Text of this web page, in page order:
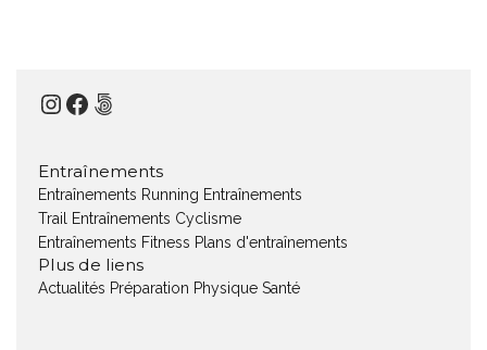
Instagram
Facebook
500px
Entraînements
Entraînements Running Entraînements
Trail
Entraînements Cyclisme
Entraînements Fitness Plans d'entraînements
Plus de liens
Actualités Préparation Physique Santé